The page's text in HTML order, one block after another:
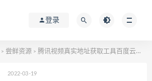
登录
> 尝鲜资源 > 腾讯视频真实地址获取工具百度云网盘下载
2022-03-19